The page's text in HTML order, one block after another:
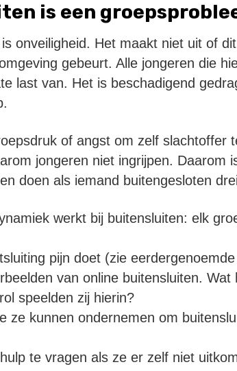
is een
onveiligheid. Het maakt niet uit of
gebeurt. Alle jongeren die
last van. Het is beschadigend
of angst om zelf slachtoffer
jongeren niet ingrijpen. Daarom
doen als iemand buitengesloten
werkt bij buitensluiten: elk
pijn doet (zie
van online buitensluiten. Wat
speelden zij hierin?
ze kunnen ondernemen om
te vragen als ze er zelf niet